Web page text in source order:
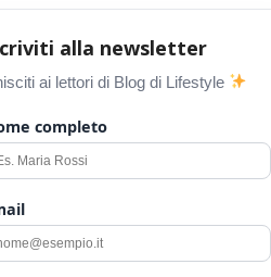
alla newsletter
ai lettori di Blog di Lifestyle
completo